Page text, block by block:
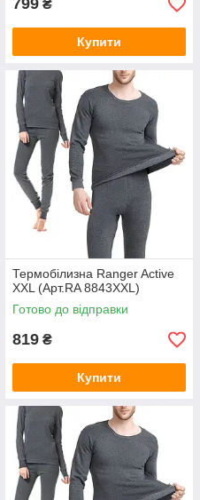
799 ₴
Купити
Термобілизна Ranger Active
XXL (Арт.RA 8843XXL)
Готово до відправки
819 ₴
Купити